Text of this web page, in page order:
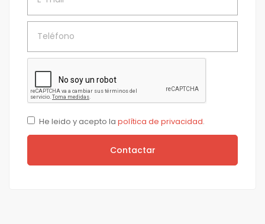
He leido y acepto la política de privacidad.
Contactar